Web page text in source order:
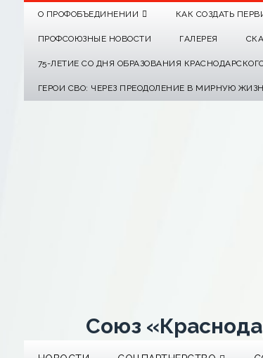
О ПРОФОБЪЕДИНЕНИИ КАК СОЗДАТЬ
ПРОФСОЮЗНЫЕ НОВОСТИ ГАЛЕРЕЯ
75-ЛЕТИЕ СО ДНЯ ОБРАЗОВАНИЯ
ГЕРОИ СВО: ЧЕРЕЗ ПРЕОДОЛЕНИЕ В МИРНУЮ
Союз